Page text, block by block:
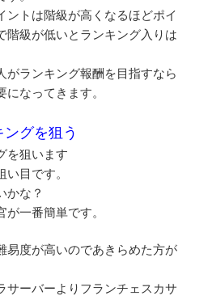
ントは階級が高くなるほどポイ
階級が低いとランキング入りは
がランキング報酬を目指すなら
なってきます。
グを狙う
を狙います
目です。
かな？
一番簡単です。
易度が高いのであきらめた方が
サーバーよりフランチェスカサ